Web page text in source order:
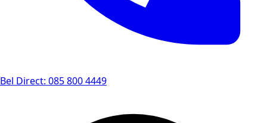
Bel Direct: 085 800 4449